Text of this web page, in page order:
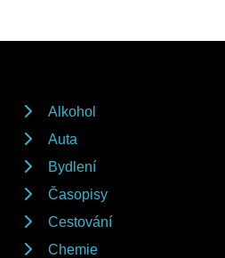
Alkohol
Auta
Bydlení
Časopisy
Cestování
Chemie